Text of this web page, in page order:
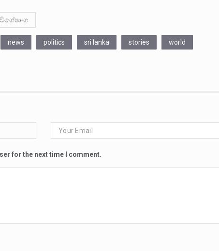
විශේෂාංග
news politics sri lanka stories world
for the next time I comment.